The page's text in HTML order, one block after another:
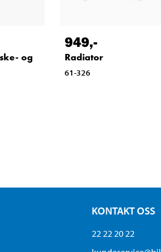
og
949,-
Radiator
61-326
KONTAKT OSS
22 22 20 22